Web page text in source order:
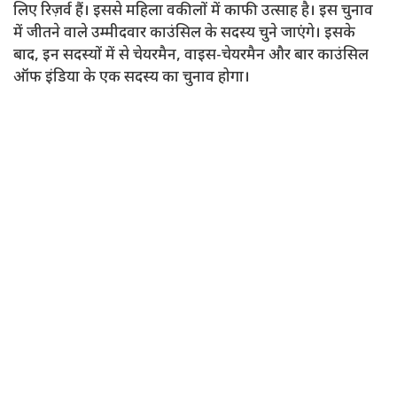
लिए रिज़र्व हैं। इससे महिला वकीलों में काफी उत्साह है। इस चुनाव
में जीतने वाले उम्मीदवार काउंसिल के सदस्य चुने जाएंगे। इसके
बाद, इन सदस्यों में से चेयरमैन, वाइस-चेयरमैन और बार काउंसिल
ऑफ इंडिया के एक सदस्य का चुनाव होगा।